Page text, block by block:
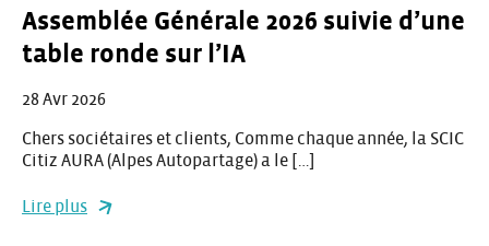
Assemblée Générale 2026 suivie d’une
table ronde sur l’IA
28 Avr 2026
Chers sociétaires et clients, Comme chaque année, la SCIC
Citiz AURA (Alpes Autopartage) a le […]
Lire plus